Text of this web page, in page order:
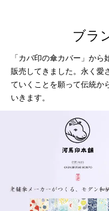
ブラ
「カバ印の傘カバー」か
販売してきました。永く愛
ていくことを願って伝統か
いきます。